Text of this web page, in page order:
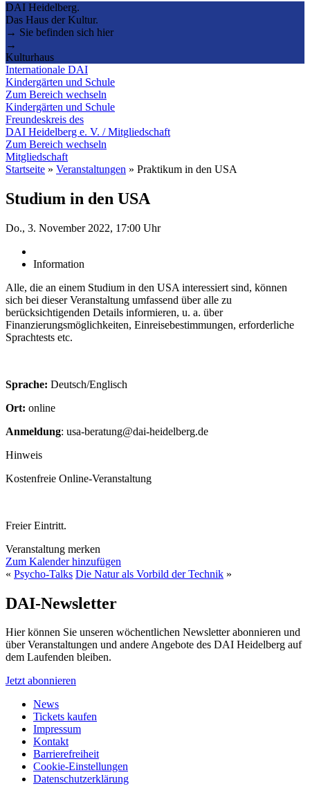
DAI Heidelberg.
Das Haus der Kultur.
→ Sie befinden sich hier
→
Kulturhaus
Internationale DAI
Kindergärten und Schule
Zum Bereich wechseln
Kindergärten und Schule
Freundeskreis des
DAI Heidelberg e. V. / Mitgliedschaft
Zum Bereich wechseln
Mitgliedschaft
Startseite » Veranstaltungen » Praktikum in den USA
Studium in den USA
Do., 3. November 2022, 17:00 Uhr
Information
Alle, die an einem Studium in den USA interessiert sind, können
sich bei dieser Veranstaltung umfassend über alle zu
berücksichtigenden Details informieren, u. a. über
Finanzierungsmöglichkeiten, Einreisebestimmungen, erforderliche
Sprachtests etc.
Sprache: Deutsch/Englisch
Ort: online
Anmeldung: usa-beratung@dai-heidelberg.de
Hinweis
Kostenfreie Online-Veranstaltung
Freier Eintritt.
Veranstaltung merken
Zum Kalender hinzufügen
« Psycho-Talks Die Natur als Vorbild der Technik »
DAI-Newsletter
Hier können Sie unseren wöchentlichen Newsletter abonnieren und
über Veranstaltungen und andere Angebote des DAI Heidelberg auf
dem Laufenden bleiben.
Jetzt abonnieren
News
Tickets kaufen
Impressum
Kontakt
Barrierefreiheit
Cookie-Einstellungen
Datenschutzerklärung